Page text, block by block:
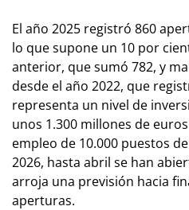
El año 2025 registró 860
lo que supone un 10 por
anterior, que sumó 782, y
desde el año 2022, que
representa un nivel de
unos 1.300 millones de
empleo de 10.000 puestos
2026, hasta abril se han
arroja una previsión hacia
aperturas.